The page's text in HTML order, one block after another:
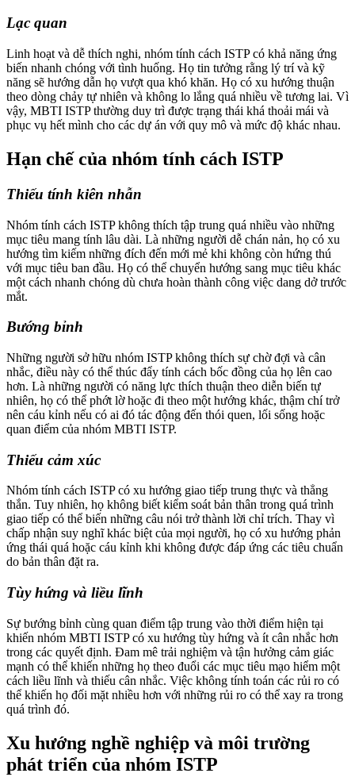
Lạc quan
Linh hoạt và dễ thích nghi, nhóm tính cách ISTP có khả năng ứng
biến nhanh chóng với tình huống. Họ tin tưởng rằng lý trí và kỹ
năng sẽ hướng dẫn họ vượt qua khó khăn. Họ có xu hướng thuận
theo dòng chảy tự nhiên và không lo lắng quá nhiều về tương lai. Vì
vậy, MBTI ISTP thường duy trì được trạng thái khá thoải mái và
phục vụ hết mình cho các dự án với quy mô và mức độ khác nhau.
Hạn chế của nhóm tính cách ISTP
Thiếu tính kiên nhẫn
Nhóm tính cách ISTP không thích tập trung quá nhiều vào những
mục tiêu mang tính lâu dài. Là những người dễ chán nản, họ có xu
hướng tìm kiếm những đích đến mới mẻ khi không còn hứng thú
với mục tiêu ban đầu. Họ có thể chuyển hướng sang mục tiêu khác
một cách nhanh chóng dù chưa hoàn thành công việc dang dở trước
mắt.
Bướng bỉnh
Những người sở hữu nhóm ISTP không thích sự chờ đợi và cân
nhắc, điều này có thể thúc đẩy tính cách bốc đồng của họ lên cao
hơn. Là những người có năng lực thích thuận theo diễn biến tự
nhiên, họ có thể phớt lờ hoặc đi theo một hướng khác, thậm chí trở
nên cáu kỉnh nếu có ai đó tác động đến thói quen, lối sống hoặc
quan điểm của nhóm MBTI ISTP.
Thiếu cảm xúc
Nhóm tính cách ISTP có xu hướng giao tiếp trung thực và thẳng
thắn. Tuy nhiên, họ không biết kiểm soát bản thân trong quá trình
giao tiếp có thể biến những câu nói trở thành lời chỉ trích. Thay vì
chấp nhận suy nghĩ khác biệt của mọi người, họ có xu hướng phản
ứng thái quá hoặc cáu kỉnh khi không được đáp ứng các tiêu chuẩn
do bản thân đặt ra.
Tùy hứng và liều lĩnh
Sự bướng bỉnh cùng quan điểm tập trung vào thời điểm hiện tại
khiến nhóm MBTI ISTP có xu hướng tùy hứng và ít cân nhắc hơn
trong các quyết định. Đam mê trải nghiệm và tận hưởng cảm giác
mạnh có thể khiến những họ theo đuổi các mục tiêu mạo hiểm một
cách liều lĩnh và thiếu cân nhắc. Việc không tính toán các rủi ro có
thể khiến họ đối mặt nhiều hơn với những rủi ro có thể xay ra trong
quá trình đó.
Xu hướng nghề nghiệp và môi trường
phát triển của nhóm ISTP